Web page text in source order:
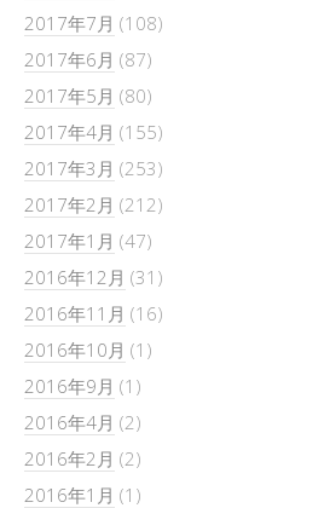
2017年7月 (108)
2017年6月 (87)
2017年5月 (80)
2017年4月 (155)
2017年3月 (253)
2017年2月 (212)
2017年1月 (47)
2016年12月 (31)
2016年11月 (16)
2016年10月 (1)
2016年9月 (1)
2016年4月 (2)
2016年2月 (2)
2016年1月 (1)